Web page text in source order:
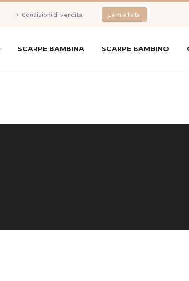
Condizioni di vendita La mia lista
SCARPE BAMBINA SCARPE BAMBINO